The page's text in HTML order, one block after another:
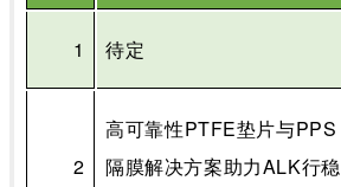
1 待定
2
高可靠性PTFE垫片与PPS
隔膜解决方案助力ALK行稳